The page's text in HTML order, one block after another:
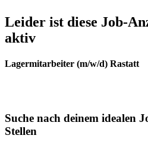
Leider ist diese Job-
aktiv
Lagermitarbeiter (m/w/d) Rastatt
Suche nach deinem idealen
Stellen